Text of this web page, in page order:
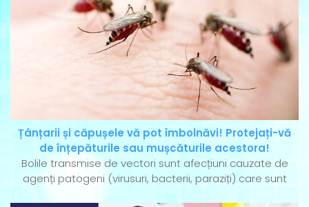
Țânțarii și căpușele vă pot îmbolnăvi! Protejați-vă
de înțepăturile sau mușcăturile acestora!
Bolile transmise de vectori sunt afecțiuni cauzate de
agenți patogeni (virusuri, bacterii, paraziți) care sunt